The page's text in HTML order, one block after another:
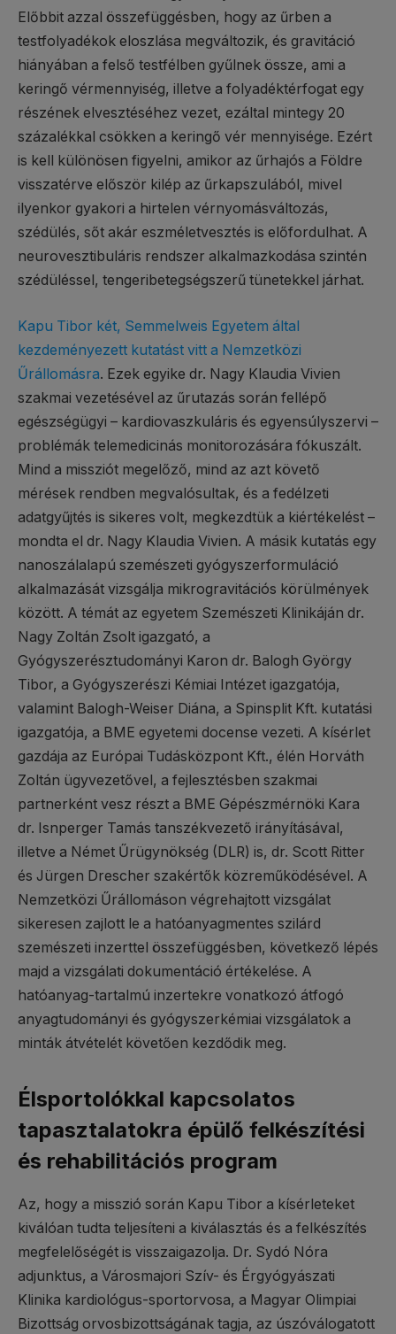
Előbbit azzal összefüggésben, hogy az űrben a
testfolyadékok eloszlása megváltozik, és gravitáció
hiányában a felső testfélben gyűlnek össze, ami a
keringő vérmennyiség, illetve a folyadéktérfogat egy
részének elvesztéséhez vezet, ezáltal mintegy 20
százalékkal csökken a keringő vér mennyisége. Ezért
is kell különösen figyelni, amikor az űrhajós a Földre
visszatérve először kilép az űrkapszulából, mivel
ilyenkor gyakori a hirtelen vérnyomásváltozás,
szédülés, sőt akár eszméletvesztés is előfordulhat. A
neurovesztibuláris rendszer alkalmazkodása szintén
szédüléssel, tengeribetegségszerű tünetekkel járhat.
Kapu Tibor két, Semmelweis Egyetem által
kezdeményezett kutatást vitt a Nemzetközi
Űrállomásra. Ezek egyike dr. Nagy Klaudia Vivien
szakmai vezetésével az űrutazás során fellépő
egészségügyi – kardiovaszkuláris és egyensúlyszervi –
problémák telemedicinás monitorozására fókuszált.
Mind a missziót megelőző, mind az azt követő
mérések rendben megvalósultak, és a fedélzeti
adatgyűjtés is sikeres volt, megkezdtük a kiértékelést –
mondta el dr. Nagy Klaudia Vivien. A másik kutatás egy
nanoszálalapú szemészeti gyógyszerformuláció
alkalmazását vizsgálja mikrogravitációs körülmények
között. A témát az egyetem Szemészeti Klinikáján dr.
Nagy Zoltán Zsolt igazgató, a
Gyógyszerésztudományi Karon dr. Balogh György
Tibor, a Gyógyszerészi Kémiai Intézet igazgatója,
valamint Balogh-Weiser Diána, a Spinsplit Kft. kutatási
igazgatója, a BME egyetemi docense vezeti. A kísérlet
gazdája az Európai Tudásközpont Kft., élén Horváth
Zoltán ügyvezetővel, a fejlesztésben szakmai
partnerként vesz részt a BME Gépészmérnöki Kara
dr. Isnperger Tamás tanszékvezető irányításával,
illetve a Német Űrügynökség (DLR) is, dr. Scott Ritter
és Jürgen Drescher szakértők közreműködésével. A
Nemzetközi Űrállomáson végrehajtott vizsgálat
sikeresen zajlott le a hatóanyagmentes szilárd
szemészeti inzerttel összefüggésben, következő lépés
majd a vizsgálati dokumentáció értékelése. A
hatóanyag-tartalmú inzertekre vonatkozó átfogó
anyagtudományi és gyógyszerkémiai vizsgálatok a
minták átvételét követően kezdődik meg.
Élsportolókkal kapcsolatos
tapasztalatokra épülő felkészítési
és rehabilitációs program
Az, hogy a misszió során Kapu Tibor a kísérleteket
kiválóan tudta teljesíteni a kiválasztás és a felkészítés
megfelelőségét is visszaigazolja. Dr. Sydó Nóra
adjunktus, a Városmajori Szív- és Érgyógyászati
Klinika kardiológus-sportorvosa, a Magyar Olimpiai
Bizottság orvosbizottságának tagja, az úszóválogatott